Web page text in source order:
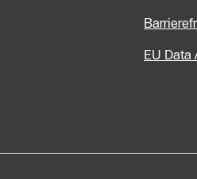
EU Data